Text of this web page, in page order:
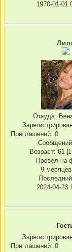
1970-01-01
Откуда:
Приглашений: 0
Возраст: 61
Провел на
9
2024-04-23
Приглашений: 0